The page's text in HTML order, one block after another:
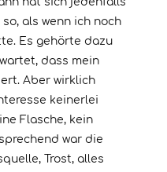
als wenn ich noch
Es gehörte dazu
dass mein
Aber wirklich
keinerlei
Flasche, kein
war die
Trost, alles